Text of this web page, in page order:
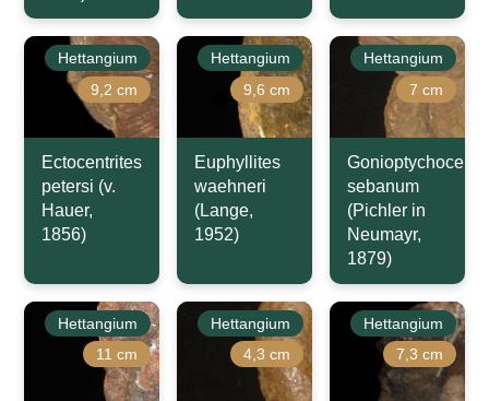
Hettangium
9,2 cm
Ectocentrites
petersi (v.
Hauer,
1856)
Hettangium
9,6 cm
Euphyllites
waehneri
(Lange,
1952)
Hettangium
7 cm
Gonioptychoceras
sebanum
(Pichler in
Neumayr,
1879)
Hettangium
11 cm
Hettangium
4,3 cm
Hettangium
7,3 cm